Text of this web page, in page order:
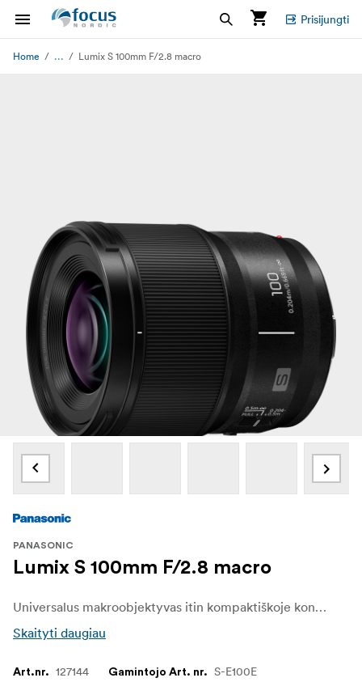
Prisijungti
Home ... Lumix S 100mm F/2.8 macro
PANASONIC
Lumix S 100mm F/2.8 macro
Universalus makroobjektyvas itin kompaktiškoje konstrukcijoje. Makroobjektyvai paprastai būna dideli, tačiau unikali "Panasonic" technologija leido sumažinti objektyvo dydį ir jis sveria tik 298 g.
Skaityti daugiau
Art.nr. 127144 Gamintojo Art. nr. S-E100E